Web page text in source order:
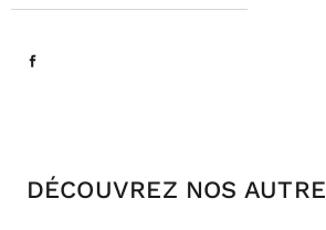
DÉCOUVREZ NOS